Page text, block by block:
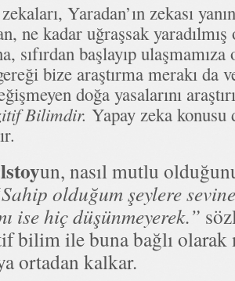
Yaradan’ın zekası
ne kadar uğraşsak yaradılmış
sıfırdan başlayıp
bize araştırma merakı
doğa yasalarını
Bilimdir. Yapay zeka konusu
un, nasıl mutlu
olduğum şeylere
ise hiç düşünmeyerek.”
bilim ile buna bağlı
ortadan kalkar.